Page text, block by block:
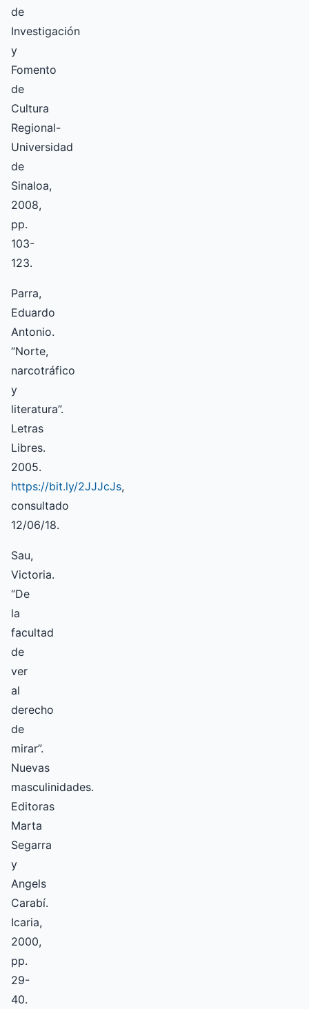
de
Investigación
y
Fomento
de
Cultura
Regional-
Universidad
de
Sinaloa,
2008,
pp.
103-
123.
Parra,
Eduardo
Antonio.
“Norte,
narcotráfico
y
literatura”.
Letras
Libres.
2005.
https://bit.ly/2JJJcJs,
consultado
12/06/18.
Sau,
Victoria.
“De
la
facultad
de
ver
al
derecho
de
mirar”.
Nuevas
masculinidades.
Editoras
Marta
Segarra
y
Angels
Carabí.
Icaria,
2000,
pp.
29-
40.